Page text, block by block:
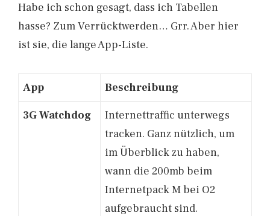
Habe ich schon gesagt, dass ich Tabellen
hasse? Zum Verrücktwerden… Grr. Aber hier
ist sie, die lange App-Liste.
App
Beschreibung
3G Watchdog
Internettraffic unterwegs
tracken. Ganz nützlich, um
im Überblick zu haben,
wann die 200mb beim
Internetpack M bei O2
aufgebraucht sind.